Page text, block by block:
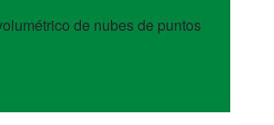
de nubes de puntos